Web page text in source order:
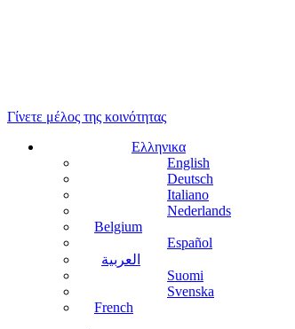
Γίνετε μέλος της κοινότητας
Ελληνικα
English
Deutsch
Italiano
Nederlands
Belgium
Español
العربية
Suomi
Svenska
French